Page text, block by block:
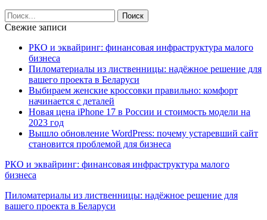
Свежие записи
РКО и эквайринг: финансовая инфраструктура малого
бизнеса
Пиломатериалы из лиственницы: надёжное решение для
вашего проекта в Беларуси
Выбираем женские кроссовки правильно: комфорт
начинается с деталей
Новая цена iPhone 17 в России и стоимость модели на
2023 год
Вышло обновление WordPress: почему устаревший сайт
становится проблемой для бизнеса
РКО и эквайринг: финансовая инфраструктура малого
бизнеса
Пиломатериалы из лиственницы: надёжное решение для
вашего проекта в Беларуси